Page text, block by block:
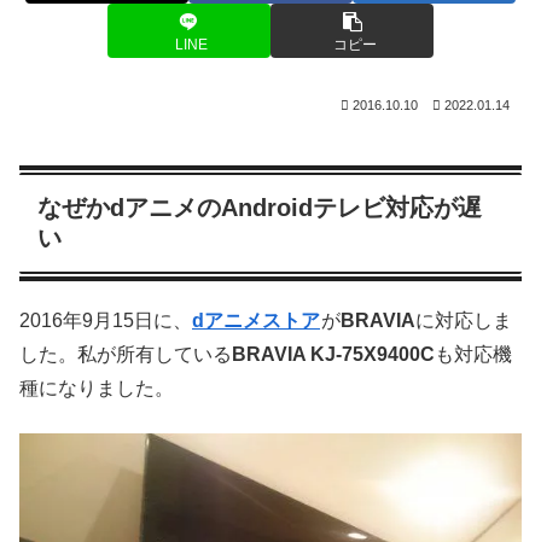
LINE コピー
2016.10.10 2022.01.14
なぜかdアニメのAndroidテレビ対応が遅
い
2016年9月15日に、 dアニメストアがBRAVIAに対応しま
した。私が所有している BRAVIA KJ-75X9400C も対応機
種になりました。